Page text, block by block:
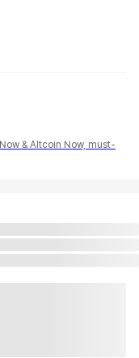
& Altcoin Now, must-